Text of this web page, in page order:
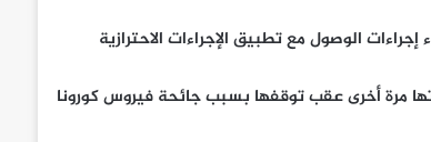
الوصول مع تطبيق الإجراءات الاحترازية
مرة أخرى عقب توقفها بسبب جائحة فيروس كورونا